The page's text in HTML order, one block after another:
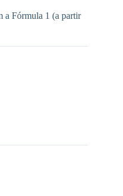
a Fórmula 1 (a partir